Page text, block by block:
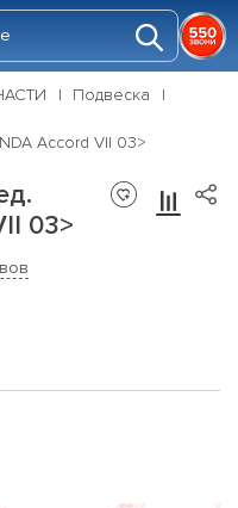
Подвеска
Accord VII 03>
03>